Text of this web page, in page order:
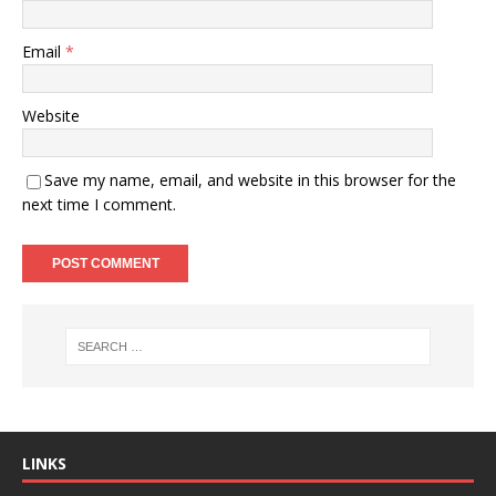
Email *
Website
Save my name, email, and website in this browser for the
next time I comment.
LINKS